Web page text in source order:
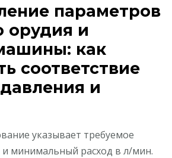
параметров
орудия и
как
соответствие
и
указывает требуемое
и минимальный расход в л/мин.